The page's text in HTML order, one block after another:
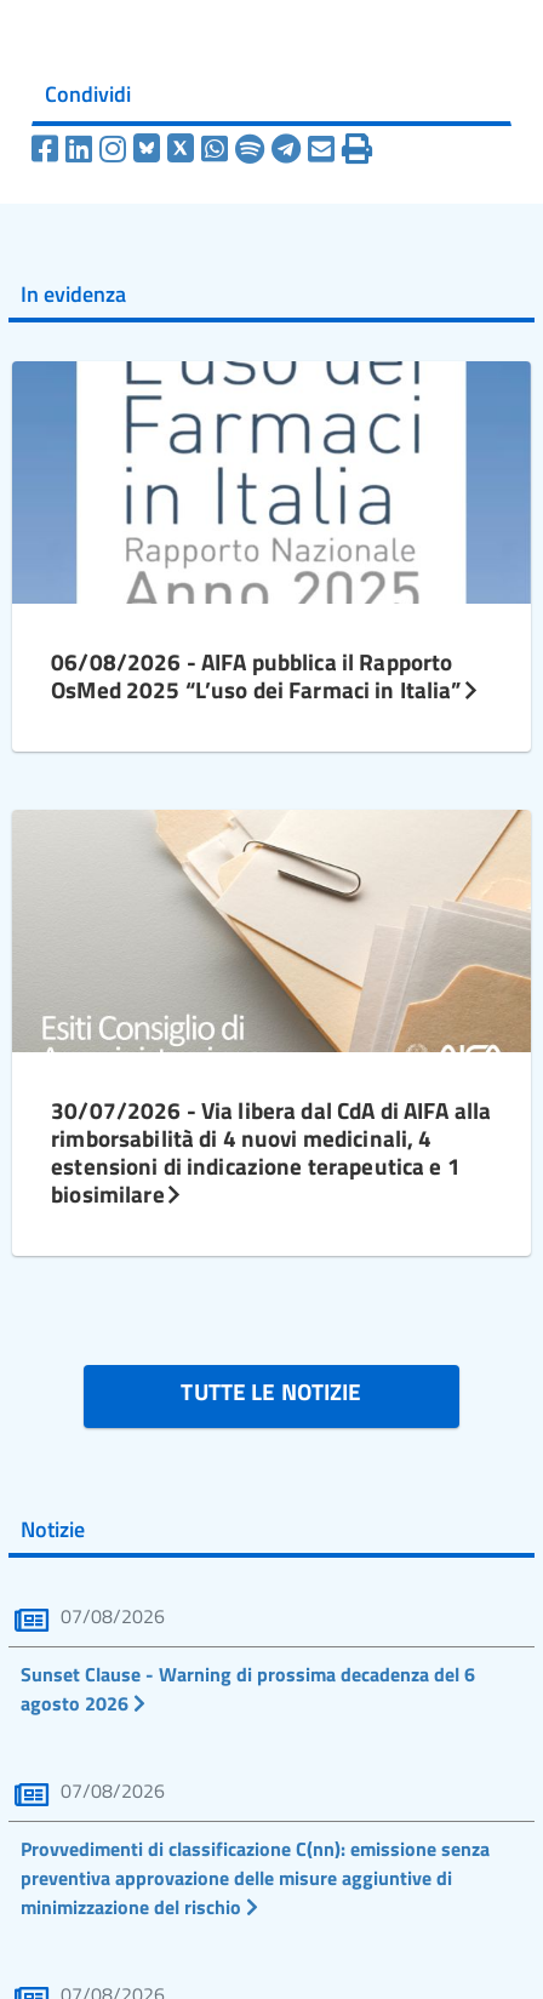
Condividi
In evidenza
06/08/2026 - AIFA pubblica il Rapporto
OsMed 2025 “L’uso dei Farmaci in Italia”
30/07/2026 - Via libera dal CdA di AIFA alla
rimborsabilità di 4 nuovi medicinali, 4
estensioni di indicazione terapeutica e 1
biosimilare
TUTTE LE NOTIZIE
Notizie
07/08/2026
Sunset Clause - Warning di prossima decadenza del 6
agosto 2026
07/08/2026
Provvedimenti di classificazione C(nn): emissione senza
preventiva approvazione delle misure aggiuntive di
minimizzazione del rischio